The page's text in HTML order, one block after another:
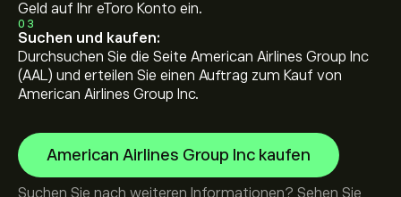
Geld auf Ihr eToro Konto ein.
03
Suchen und kaufen:
Durchsuchen Sie die Seite American Airlines Group Inc
(AAL) und erteilen Sie einen Auftrag zum Kauf von
American Airlines Group Inc.
American Airlines Group Inc kaufen
Suchen Sie nach weiteren Informationen? Sehen Sie